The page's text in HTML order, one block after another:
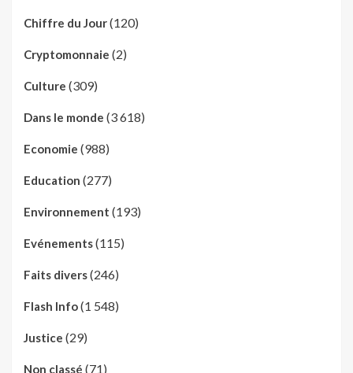
Chiffre du Jour(120)
Cryptomonnaie (2)
Culture (309)
Dans le monde (3 618)
Economie (988)
Education (277)
Environnement (193)
Evénements(115)
Faits divers(246)
Flash Info(1 548)
Justice (29)
Non classé (71)